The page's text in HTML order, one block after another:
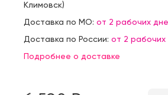
Климовск)
Доставка по МО: от 2 рабочих
Доставка по России: от 2 рабочих
Подробнее о доставке